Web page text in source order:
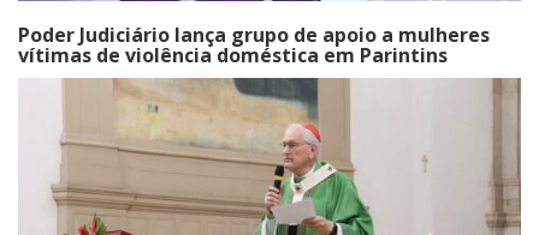
Poder Judiciário lança grupo de apoio a mulheres
vítimas de violência doméstica em Parintins